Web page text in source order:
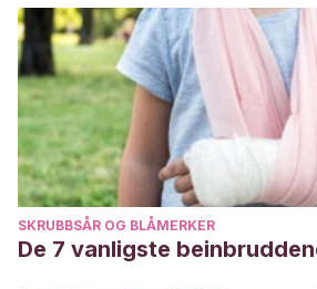
SKRUBBSÅR OG BLÅMERKER
De 7 vanligste